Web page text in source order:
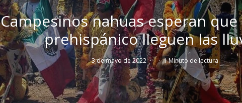
Campesinos nahuas esperan
prehispánico lleguen las
3 de mayo de 2022 · · 1 Minuto de lectura